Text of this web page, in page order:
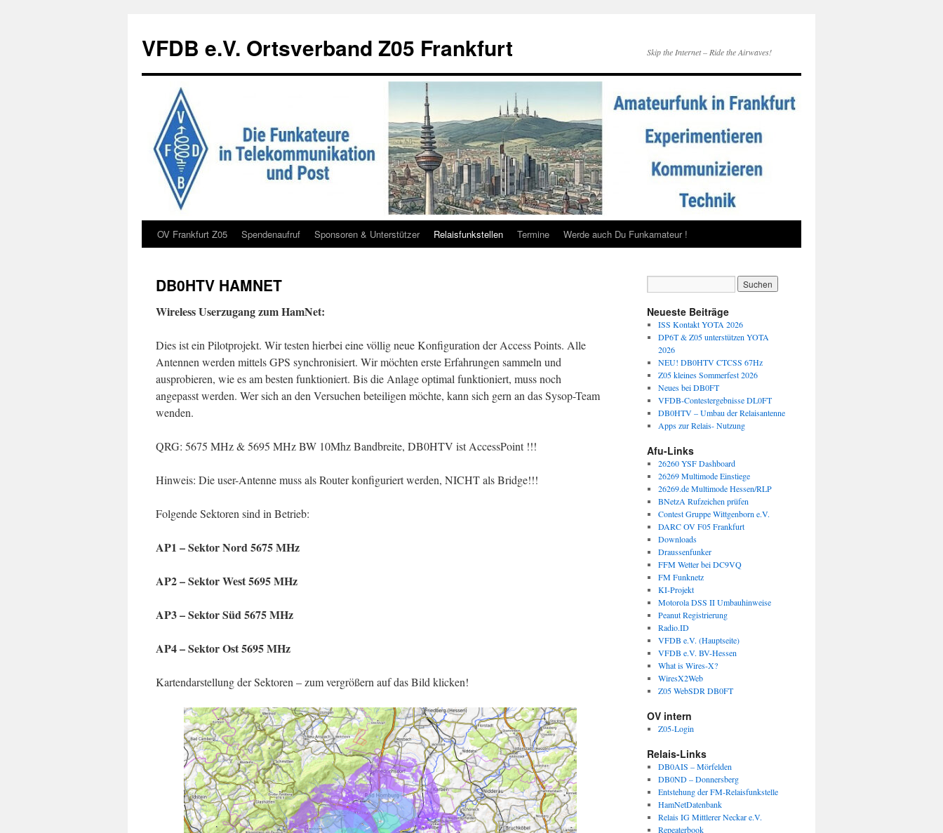
springen
VFDB e.V. Ortsverband Z05 Frankfurt Skip the Internet – Ride the Airwaves!
OV Frankfurt Z05 Spendenaufruf Sponsoren & Unterstützer Relaisfunkstellen Termine Werde auch Du Funkamateur !
DB0HTV HAMNET
WirelessUserzugang zum HamNet:
Dies ist ein Pilotprojekt. Wir testen hierbei eine völlig neue Konfiguration der Access Points. Alle
Antennen werden mittels GPS synchronisiert. Wir möchten erste Erfahrungen sammeln und
ausprobieren, wie es am besten funktioniert. Bis die Anlage optimal funktioniert, muss noch
angepasst werden. Wer sich an den Versuchen beteiligen möchte, kann sich gern an das Sysop-Team
wenden.
QRG: 5675 MHz & 5695 MHz BW 10Mhz Bandbreite, DB0HTV ist AccessPoint !!!
Hinweis: Die user-Antenne muss als Router konfiguriert werden, NICHT als Bridge!!!
Folgende Sektoren sind in Betrieb:
AP1 – Sektor Nord 5675 MHz
AP2 – Sektor West 5695 MHz
AP3 – Sektor Süd 5675 MHz
AP4 – Sektor Ost 5695 MHz
Kartendarstellung der Sektoren – zum vergrößern auf das Bild klicken!
Neueste Beiträge
ISS Kontakt YOTA 2026
DP6T & Z05 unterstützen YOTA
2026
NEU! DB0HTV CTCSS 67Hz
Z05 kleines Sommerfest 2026
Neues bei DB0FT
VFDB-Contestergebnisse DL0FT
DB0HTV – Umbau der Relaisantenne
Apps zur Relais- Nutzung
Afu-Links
26260 YSF Dashboard
26269 Multimode Einstiege
26269.de Multimode Hessen/RLP
BNetzA Rufzeichen prüfen
Contest Gruppe Wittgenborn e.V.
DARC OV F05 Frankfurt
Downloads
Draussenfunker
FFM Wetter bei DC9VQ
FM Funknetz
KI-Projekt
Motorola DSS II Umbauhinweise
Peanut Registrierung
Radio.ID
VFDB e.V. (Hauptseite)
VFDB e.V. BV-Hessen
What is Wires-X?
WiresX2Web
Z05 WebSDR DB0FT
OV intern
Z05-Login
Relais-Links
DB0AIS – Mörfelden
DB0ND – Donnersberg
Entstehung der FM-Relaisfunkstelle
HamNetDatenbank
Relais IG Mittlerer Neckar e.V.
Repeaterbook